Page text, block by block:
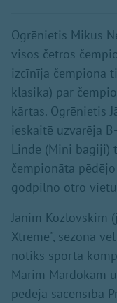
Ogrēnietis Mikus
visos četros
izcīnīja čempiona
klasika) par
kārtas. Ogrēnietis
ieskaitē uzvarēja
Linde (Mini bagiji)
čempionāta
godpilno otro
Jānim Kozlovskim
Xtreme", sezona
notiks sporta
Mārim Mardokam
pēdējā sacensībā